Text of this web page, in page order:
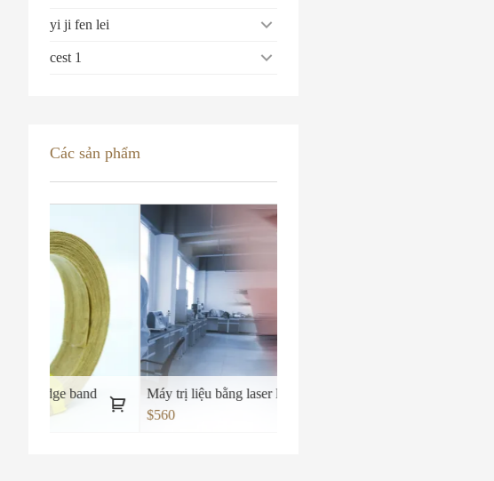
yi ji fen lei
cest 1
Các sản phẩm
Máy trị liệu bằng laser lạnh y tế số 2
$560